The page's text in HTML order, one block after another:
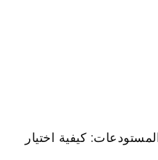
كيفية اختيار